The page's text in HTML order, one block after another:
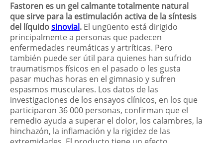
Fastoren es un gel calmante totalmente natural
que sirve para la estimulación activa de la síntesis
del líquidosinovial. El ungüento está dirigido
principalmente a personas que padecen
enfermedades reumáticas y artríticas. Pero
también puede ser útil para quienes han sufrido
traumatismos físicos en el pasado o les gusta
pasar muchas horas en el gimnasio y sufren
espasmos musculares. Los datos de las
investigaciones de los ensayos clínicos, en los que
participaron 36 000 personas, confirman que el
remedio ayuda a superar el dolor, los calambres, la
hinchazón, la inflamación y la rigidez de las